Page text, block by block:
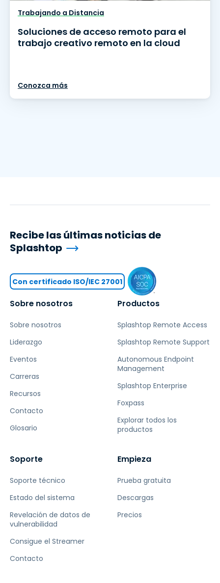
Trabajando a Distancia
Soluciones de acceso remoto para el
trabajo creativo remoto en la cloud
Conozca más
Sobre nosotros
Sobre nosotros
Liderazgo
Eventos
Carreras
Recursos
Contacto
Glosario
Productos
Splashtop Remote Access
Splashtop Remote Support
Autonomous Endpoint
Management
Splashtop Enterprise
Foxpass
Explorar todos los
productos
Soporte
Soporte técnico
Estado del sistema
Revelación de datos de
vulnerabilidad
Consigue el Streamer
Contacto
Empieza
Prueba gratuita
Descargas
Precios
Recibe las últimas noticias de
Splashtop
Con certificado ISO/IEC 27001